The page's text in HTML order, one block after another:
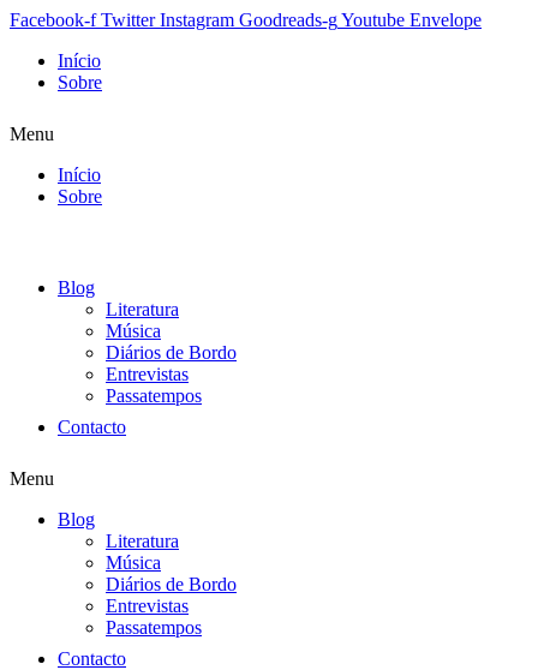
Facebook-f Twitter Instagram Goodreads-gYoutube Envelope
Início
Sobre
Menu
Início
Sobre
Blog
Literatura
Música
Diários de Bordo
Entrevistas
Passatempos
Contacto
Menu
Blog
Literatura
Música
Diários de Bordo
Entrevistas
Passatempos
Contacto